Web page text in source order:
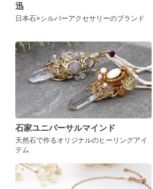
迅
日本石×シルバーアクセサリーのブランド
石家ユニバーサルマインド
天然石で作るオリジナルのヒーリングアイ
テム